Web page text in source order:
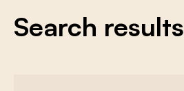
Search results